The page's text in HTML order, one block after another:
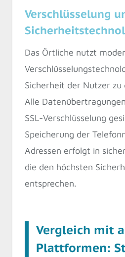
Verschlüsselung
Das Örtliche nutzt
Sicherheit der Nutzer zu
Alle
SSL-Verschlüsselung
Speicherung der
Adressen erfolgt in
die den höchsten
entsprechen.
Vergleich mit
Plattformen: